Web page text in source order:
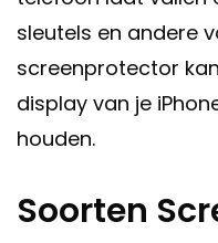
sleutels en andere
screenprotector
display van je
houden.
Soorten